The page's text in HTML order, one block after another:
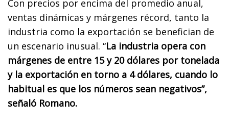
Con precios por encima del promedio anual,
ventas dinámicas y márgenes récord, tanto la
industria como la exportación se benefician de
un escenario inusual. “La industria opera con
márgenes de entre 15 y 20 dólares por tonelada
y la exportación en torno a 4 dólares, cuando lo
habitual es que los números sean negativos”,
señaló Romano.